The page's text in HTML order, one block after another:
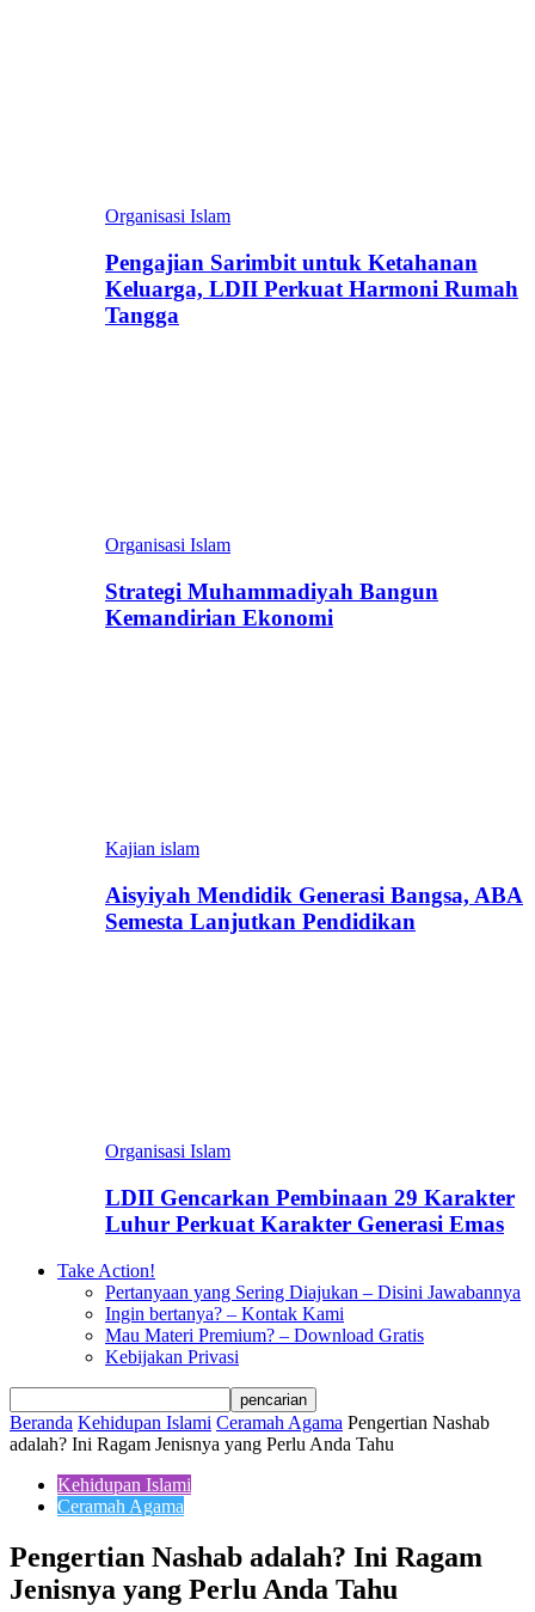
Organisasi Islam
Pengajian Sarimbit untuk Ketahanan
Keluarga, LDII Perkuat Harmoni Rumah
Tangga
Organisasi Islam
Strategi Muhammadiyah Bangun
Kemandirian Ekonomi
Kajian islam
Aisyiyah Mendidik Generasi Bangsa, ABA
Semesta Lanjutkan Pendidikan
Organisasi Islam
LDII Gencarkan Pembinaan 29 Karakter
Luhur Perkuat Karakter Generasi Emas
Take Action!
Pertanyaan yang Sering Diajukan – Disini Jawabannya
Ingin bertanya? – Kontak Kami
Mau Materi Premium? – Download Gratis
Kebijakan Privasi
Beranda Kehidupan Islami Ceramah Agama Pengertian Nashab
adalah? Ini Ragam Jenisnya yang Perlu Anda Tahu
Kehidupan Islami
Ceramah Agama
Pengertian Nashab adalah? Ini Ragam
Jenisnya yang Perlu Anda Tahu